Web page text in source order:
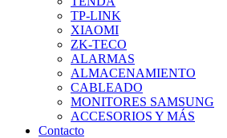
TP-LINK
XIAOMI
ZK-TECO
ALARMAS
ALMACENAMIENTO
CABLEADO
MONITORES SAMSUNG
ACCESORIOS Y MÁS
Contacto